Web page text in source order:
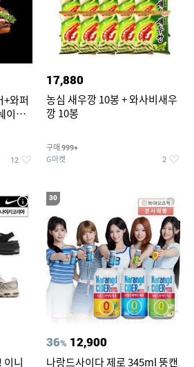
와퍼
이킹
12
17,880
농심 새우깡 10봉 + 와사비새우
깡 10봉
구매 999+
G마켓 2
이니
30
36% 12,900
나랑드사이다 제로 345ml 뚱캔